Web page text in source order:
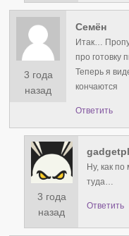
3 года
назад
Семён
Итак…
про готовку
Теперь я
кончаются
Ответить
3 года
назад
Ну, как
туда…
Ответить